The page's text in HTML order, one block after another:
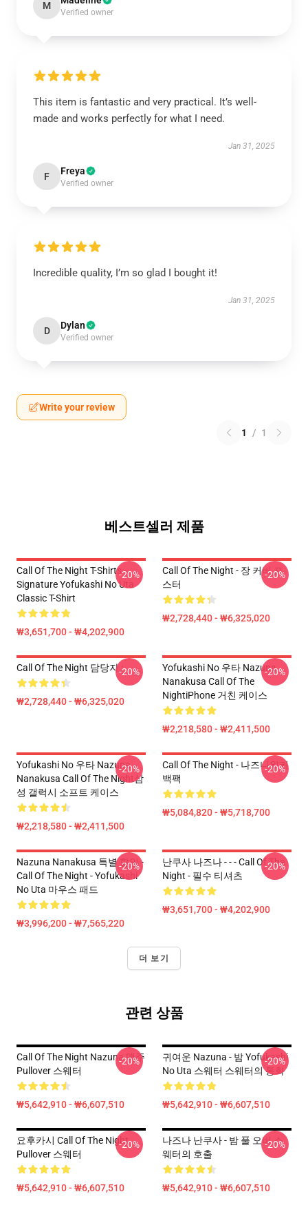
M
Verified owner
This item is fantastic and very practical. It’s well-
made and works perfectly for what I need.
Jan 31, 2025
F Freya
Verified owner
Incredible quality, I’m so glad I bought it!
Jan 31, 2025
D Dylan
Verified owner
Write your review
1 / 1
베스트셀러 제품
Call Of The Night T-Shirts -
Signature Yofukashi No Uta
Classic T-Shirt
₩3,651,700 - ₩4,202,900
-20%
Call Of The Night - 장 커버 포
스터
₩2,728,440 - ₩6,325,020
-20%
Call Of The Night 담당자 :
₩2,728,440 - ₩6,325,020
-20%
Yofukashi No 우타 Nazuna
Nanakusa Call Of The
NightiPhone 거친 케이스
₩2,218,580 - ₩2,411,500
-20%
Yofukashi No 우타 Nazuna
Nanakusa Call Of The Night삼
성 갤럭시 소프트 케이스
₩2,218,580 - ₩2,411,500
-20%
Call Of The Night - 나즈나워커
백팩
₩5,084,820 - ₩5,718,700
-20%
Nazuna Nanakusa 특별 할인 -
Call Of The Night - Yofukashi
No Uta 마우스 패드
₩3,996,200 - ₩7,565,220
-20%
난쿠사 나즈나 - - - Call Of The
Night - 필수 티셔츠
₩3,651,700 - ₩4,202,900
-20%
더 보기
관련 상품
Call Of The Night Nazuna 맥주
Pullover 스웨터
₩5,642,910 - ₩6,607,510
-20%
귀여운 Nazuna - 밤 Yofukashi
No Uta 스웨터 스웨터의 통화
₩5,642,910 - ₩6,607,510
-20%
요후카시 Call Of The Night
Pullover 스웨터
₩5,642,910 - ₩6,607,510
-20%
나즈나 난쿠사 - 밤 풀 오버 스
웨터의 호출
₩5,642,910 - ₩6,607,510
-20%